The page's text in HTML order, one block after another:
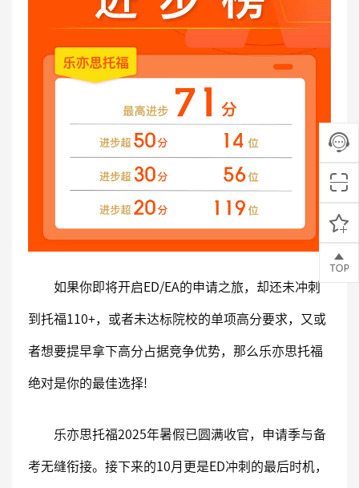
如果你即将开启ED/EA的申请之旅，却还未冲刺
到托福110+，或者未达标院校的单项高分要求，又或
者想要提早拿下高分占据竞争优势，那么乐亦思托福
绝对是你的最佳选择!
乐亦思托福2025年暑假已圆满收官，申请季与备
考无缝衔接。接下来的10月更是ED冲刺的最后时机，